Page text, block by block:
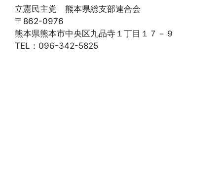
立憲民主党 熊本県総支部連合会
〒862-0976
熊本県熊本市中央区九品寺１丁目１７－９
TEL：096-342-5825